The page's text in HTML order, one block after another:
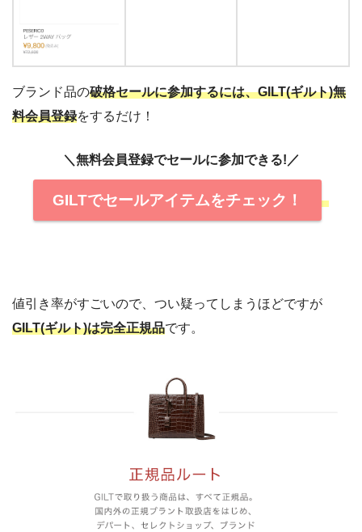
ブランド品の破格セールに参加するには、GILT(ギルト)無
料会員登録をするだけ！
＼無料会員登録でセールに参加できる!／
GILTでセールアイテムをチェック！
値引き率がすごいので、つい疑ってしまうほどですが
GILT(ギルト)は完全正規品です。